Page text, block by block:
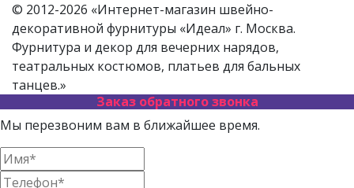
© 2012-2026 «Интернет-магазин швейно-
декоративной фурнитуры «Идеал» г. Москва.
Фурнитура и декор для вечерних нарядов,
театральных костюмов, платьев для бальных
танцев.»
Заказ обратного звонка
Мы перезвоним вам в ближайшее время.